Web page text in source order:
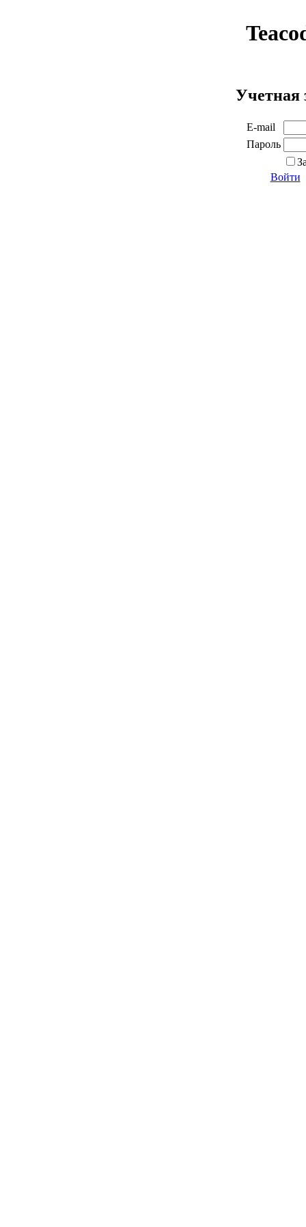
Учетная
E-mail
Пароль
Войти